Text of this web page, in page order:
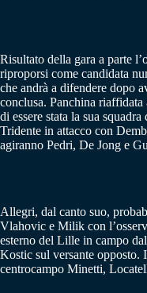
Risultato della gara a parte
riproporsi come candidata
che andrà a difendere dopo
conclusa. Panchina
di essere stata la sua
Tridente in attacco con
agiranno Pedri, De Jong e
Allegri, dal canto suo,
Vlahovic e Milik con
esterno del Lille in campo
Kostic sul versante opposto.
centrocampo Minetti,